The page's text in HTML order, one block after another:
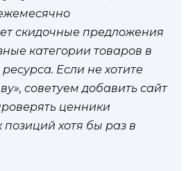
скидочные предложения
категории товаров в
Если не хотите
советуем добавить сайт
ценники
хотя бы раз в